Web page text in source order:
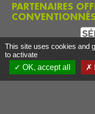
PARTENAIRES
This site uses cookies and
to activate
OK, accept all